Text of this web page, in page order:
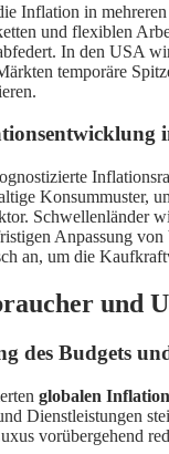
Inflation in
und flexiblen
In den USA
temporäre
Konsummuster,
Schwellenländer
Anpassung
an, um die
und
des Budgets
globalen
Dienstleistungen
vorübergehend